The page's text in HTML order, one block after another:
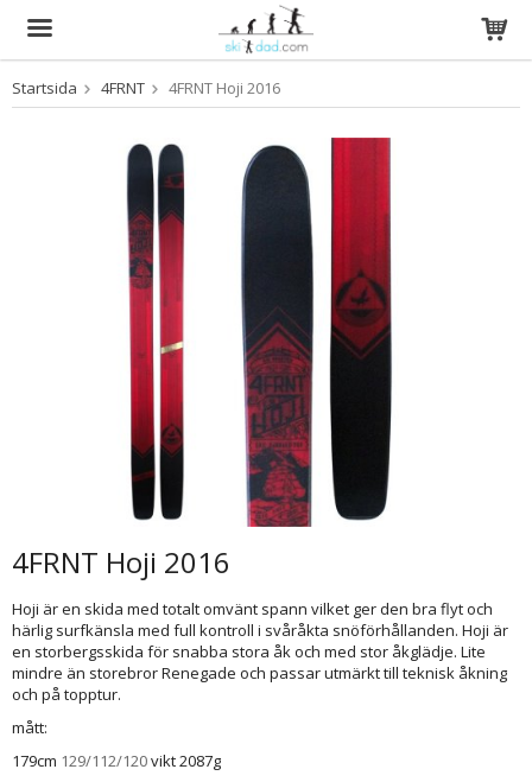
Produkten har blivit tillagd i varukorgen
Startsida 4FRNT 4FRNT Hoji 2016
4FRNT Hoji 2016
Hoji är en skida med totalt omvänt spann vilket ger den bra flyt och
härlig surfkänsla med full kontroll i svåråkta snöförhållanden. Hoji är
en storbergsskida för snabba stora åk och med stor åkglädje. Lite
mindre än storebror Renegade och passar utmärkt till teknisk åkning
och på topptur.
mått:
179cm 129/112/120vikt 2087g